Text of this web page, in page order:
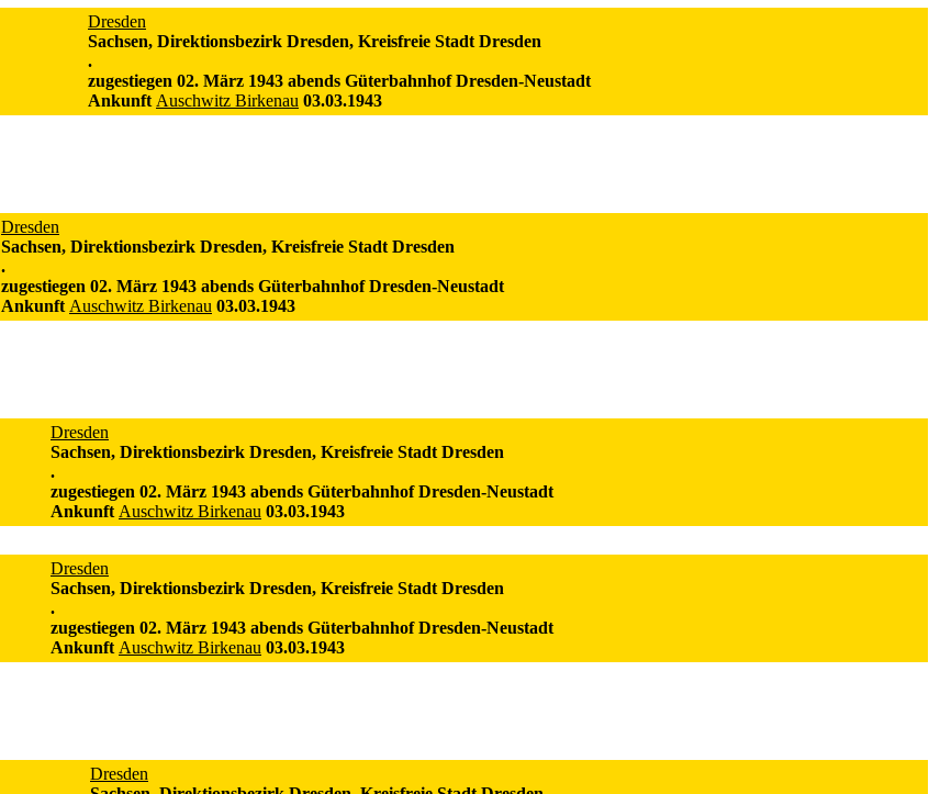
Dresden
Sachsen, Direktionsbezirk Dresden, Kreisfreie Stadt Dresden
.
zugestiegen 02. März 1943 abends Güterbahnhof Dresden-Neustadt
Ankunft Auschwitz Birkenau 03.03.1943
Dresden
Sachsen, Direktionsbezirk Dresden, Kreisfreie Stadt Dresden
.
zugestiegen 02. März 1943 abends Güterbahnhof Dresden-Neustadt
Ankunft Auschwitz Birkenau 03.03.1943
Dresden
Sachsen, Direktionsbezirk Dresden, Kreisfreie Stadt Dresden
.
zugestiegen 02. März 1943 abends Güterbahnhof Dresden-Neustadt
Ankunft Auschwitz Birkenau 03.03.1943
Dresden
Sachsen, Direktionsbezirk Dresden, Kreisfreie Stadt Dresden
.
zugestiegen 02. März 1943 abends Güterbahnhof Dresden-Neustadt
Ankunft Auschwitz Birkenau 03.03.1943
Dresden